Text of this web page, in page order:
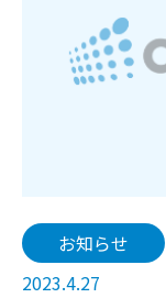
お知らせ
2023.4.27